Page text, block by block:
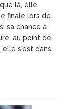
là, elle
finale lors de
sa chance à
au point de
s'est dans